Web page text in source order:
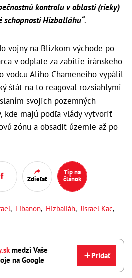
kontrolu v oblasti (rieky)
schopnosti Hizballáhu“.
vojny na Blízkom východe po
v odplate za zabitie iránskeho
vodcu Alího Chameneího vypálil
štát na to reagoval rozsiahlymi
svojich pozemných
kde majú podľa vlády vytvoriť
zónu a obsadiť územie až po
Zdieľať
Tip na
článok
, Libanon, Hizballáh,Jisrael Kac,
medzi Vaše
na Google
Pridať